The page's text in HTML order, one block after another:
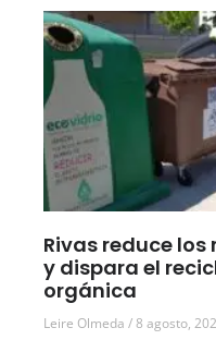
Rivas reduce
y dispara el
orgánica
Leire Olmeda 8 agosto,